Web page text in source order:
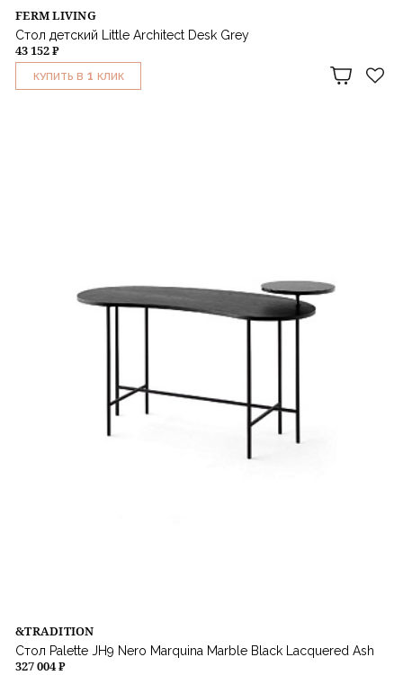
FERM LIVING
Стол детский Little Architect Desk Grey
43 152 ₽
КУПИТЬ В 1 КЛИК
&TRADITION
Стол Palette JH9 Nero Marquina Marble Black Lacquered Ash
327 004 ₽